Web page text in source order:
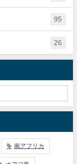
95
26
南アフリカ